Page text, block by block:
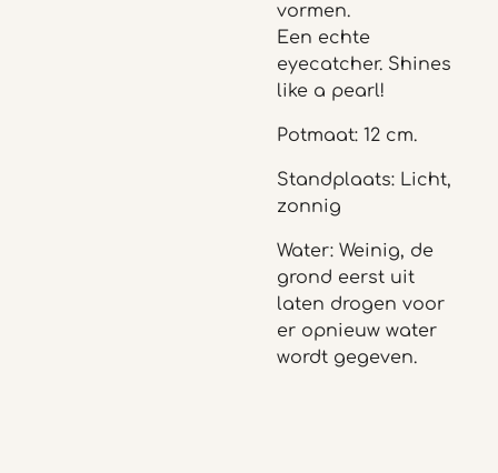
vormen.
Een echte
eyecatcher. Shines
like a pearl!
Potmaat: 12 cm.
Standplaats: Licht,
zonnig
Water: Weinig, de
grond eerst uit
laten drogen voor
er opnieuw water
wordt gegeven.